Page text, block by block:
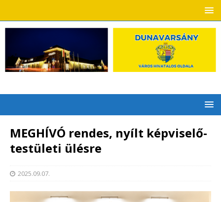
MEGHÍVÓ rendes, nyílt képviselő-
testületi ülésre
2025.09.07.